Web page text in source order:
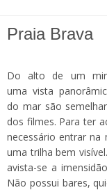
Praia Brava
Do alto de um
uma vista
do mar são
dos filmes. Para ter
necessário entrar na
uma trilha bem
avista-se a
Não possui bares,